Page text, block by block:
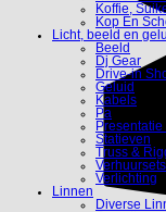
Koffie,
Kop En
Licht, beeld en
Beeld
Dj Gear
Drive-in
Geluid
Kabels
Pa
Statieven
Truss &
Verlichting
Linnen
Diverse